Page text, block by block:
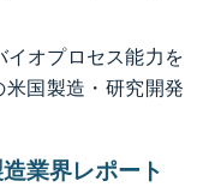
イオプロセス能力を
米国製造・研究開発
業界レポート